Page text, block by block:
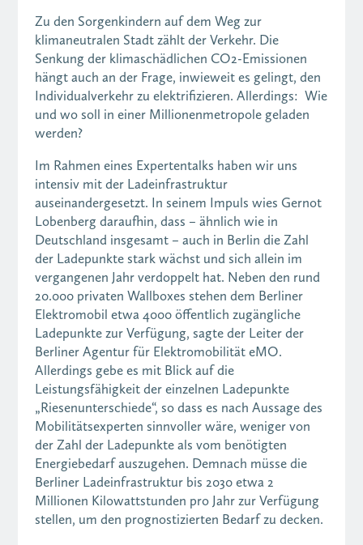
Zu den Sorgenkindern auf dem Weg zur
klimaneutralen Stadt zählt der Verkehr. Die
Senkung der klimaschädlichen CO2-Emissionen
hängt auch an der Frage, inwieweit es gelingt, den
Individualverkehr zu elektrifizieren. Allerdings: Wie
und wo soll in einer Millionenmetropole geladen
werden?
Im Rahmen eines Expertentalks haben wir uns
intensiv mit der Ladeinfrastruktur
auseinandergesetzt. In seinem Impuls wies Gernot
Lobenberg daraufhin, dass – ähnlich wie in
Deutschland insgesamt – auch in Berlin die Zahl
der Ladepunkte stark wächst und sich allein im
vergangenen Jahr verdoppelt hat. Neben den rund
20.000 privaten Wallboxes stehen dem Berliner
Elektromobil etwa 4000 öffentlich zugängliche
Ladepunkte zur Verfügung, sagte der Leiter der
Berliner Agentur für Elektromobilität eMO.
Allerdings gebe es mit Blick auf die
Leistungsfähigkeit der einzelnen Ladepunkte
„Riesenunterschiede“, so dass es nach Aussage des
Mobilitätsexperten sinnvoller wäre, weniger von
der Zahl der Ladepunkte als vom benötigten
Energiebedarf auszugehen. Demnach müsse die
Berliner Ladeinfrastruktur bis 2030 etwa 2
Millionen Kilowattstunden pro Jahr zur Verfügung
stellen, um den prognostizierten Bedarf zu decken.